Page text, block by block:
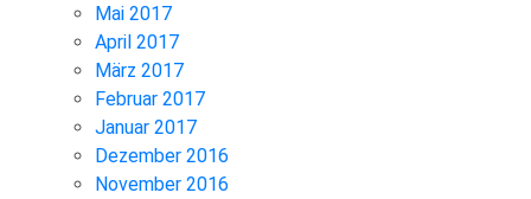
Mai 2017
April 2017
März 2017
Februar 2017
Januar 2017
Dezember 2016
November 2016